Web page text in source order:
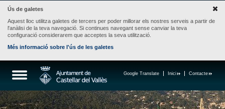
Ús de galetes
Aquest lloc utilitza galetes de tercers per poder millorar els nostres serveis a partir de
l'anàlisi de la teva navegació. Si continues navegant sense canviar la teva
configuració considerarem que acceptes la seva utilització.
Més informació sobre l'ús de les galetes
Contacte
Inici
Google Translate